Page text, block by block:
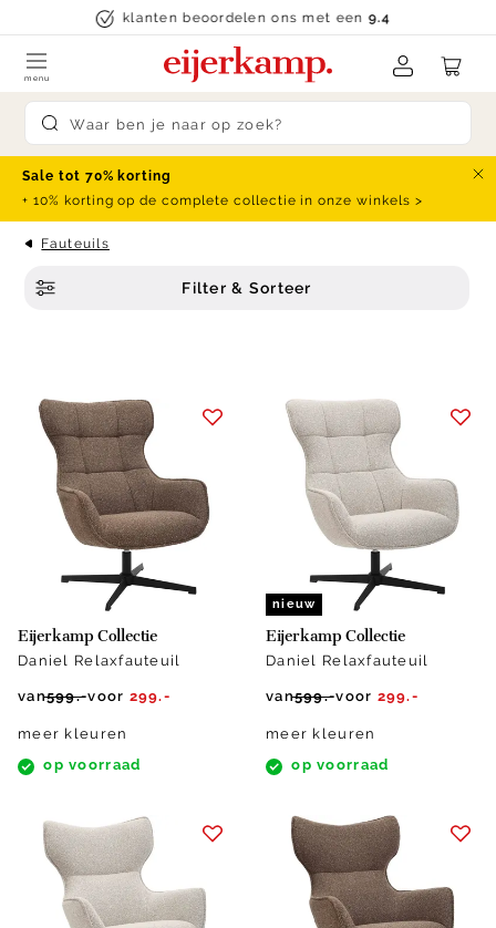
Skip to contentklanten beoordelen ons met een9.4
Submit search
menu
Sale tot 70% korting
+ 10% korting op de complete collectie in onze winkels >
Fauteuils
Filter & Sorteer
Eijerkamp Collectie
Daniel Relaxfauteuil
van599.-voor 299.-
meer kleuren
op voorraad
nieuw
Eijerkamp Collectie
Daniel Relaxfauteuil
van599.-voor 299.-
meer kleuren
op voorraad